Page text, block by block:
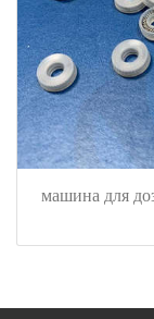
машина для